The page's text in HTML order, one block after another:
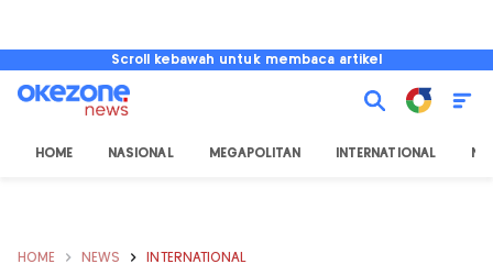
Scroll kebawah untuk membaca artikel
HOME NASIONAL MEGAPOLITAN INTERNATIONAL
HOME NEWS INTERNATIONAL